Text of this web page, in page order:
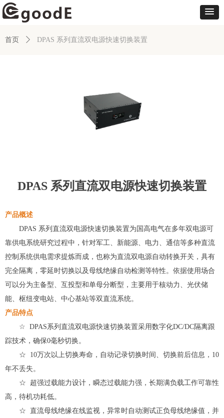
首页 ꄲ DPAS 系列直流双电源快速切换装置
DPAS 系列直流双电源快速切换装置
产品概述
DPAS 系列直流双电源快速切换装置为国高电气在多年双电源可
靠供电系统研究过程中，针对军工、新能源、电力、通信等多种直流
控制系统供电需求提炼而成，也称为直流双电源自动转换开关，具有
完全隔离，零延时切换以及母线绝缘自动检测等特性。依据使用场合
可以分为主备型、互投型和单母分断型，主要用于核动力、光伏储
能、枢纽变电站、中心基站等双直流系统。
产品特点
☆ DPAS系列直流双电源快速切换装置采用数字化DC/DC隔离跟
踪技术，确保0毫秒切换。
☆ 10万次以上切换寿命，自动记录切换时间、切换前后信息，10
年不丢失。
☆ 超强过载能力设计，瞬态过载能力强，长期满负载工作可靠性
高，待机功耗低。
☆ 直流母线绝缘在线监视，异常时自动测试正负母线绝缘值，并